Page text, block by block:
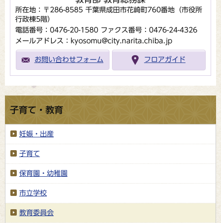
所在地：〒286-8585 千葉県成田市花崎町760番地（市役所
行政棟5階）
電話番号：0476-20-1580 ファクス番号：0476-24-4326
メールアドレス：kyosomu@city.narita.chiba.jp
お問い合わせフォーム フロアガイド
子育て・教育
妊娠・出産
子育て
保育園・幼稚園
市立学校
教育委員会